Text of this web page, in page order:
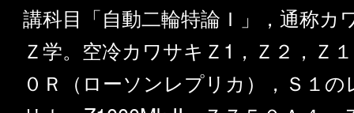
講科目「自動二輪特論Ｉ」，通称カ
Ｚ学。空冷カワサキＺ1，Ｚ２，Ｚ
０Ｒ（ローソンレプリカ），Ｓ１の